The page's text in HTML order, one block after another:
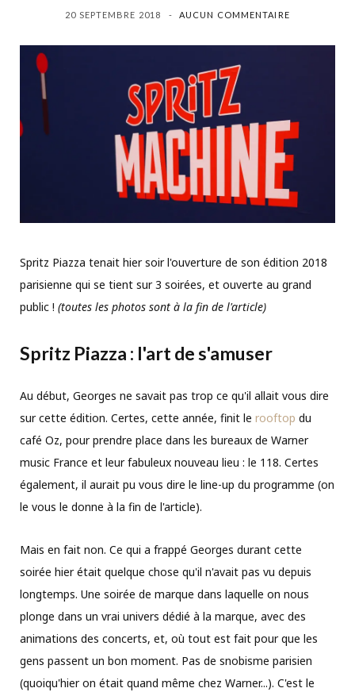
20 SEPTEMBRE 2018 AUCUN COMMENTAIRE
Spritz Piazza tenait hier soir l'ouverture de son édition 2018
parisienne qui se tient sur 3 soirées, et ouverte au grand
public ! (toutes les photos sont à la fin de l'article)
Spritz Piazza : l'art de s'amuser
Au début, Georges ne savait pas trop ce qu'il allait vous dire
sur cette édition. Certes, cette année, finit le rooftop du
café Oz, pour prendre place dans les bureaux de Warner
music France et leur fabuleux nouveau lieu : le 118. Certes
également, il aurait pu vous dire le line-up du programme (on
le vous le donne à la fin de l'article).
Mais en fait non. Ce qui a frappé Georges durant cette
soirée hier était quelque chose qu'il n'avait pas vu depuis
longtemps. Une soirée de marque dans laquelle on nous
plonge dans un vrai univers dédié à la marque, avec des
animations des concerts, et, où tout est fait pour que les
gens passent un bon moment. Pas de snobisme parisien
(quoiqu'hier on était quand même chez Warner...). C'est le